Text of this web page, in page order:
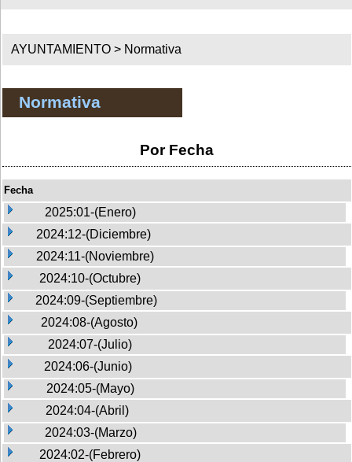
AYUNTAMIENTO > Normativa
Normativa
Por Fecha
Fecha
2025:01-(Enero)
2024:12-(Diciembre)
2024:11-(Noviembre)
2024:10-(Octubre)
2024:09-(Septiembre)
2024:08-(Agosto)
2024:07-(Julio)
2024:06-(Junio)
2024:05-(Mayo)
2024:04-(Abril)
2024:03-(Marzo)
2024:02-(Febrero)